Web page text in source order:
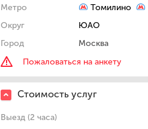
Метро
Томилино
Округ
ЮАО
Город
Москва
Пожаловаться на анкету
Стоимость услуг
Выезд (2 часа)